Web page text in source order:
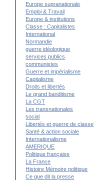
Europe supranationale
Emploi & Travail
Europe & institutions
Classe : Capitalistes
International
Normandie
guerre idéologique
services publics
communistes
Guerre et impérialisme
Capitalisme
Droits et libertés
Le grand banditisme
La CGT
Les transnationales
social
Libertés et guerre de classe
Santé & action sociale
Internationalisme
AMERIQUE
Politique française
La France
Histoire Mémoire politique
Ce que dit la presse